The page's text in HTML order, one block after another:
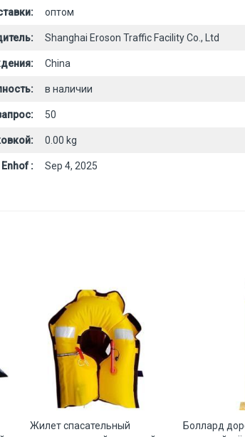
оптом
Shanghai Eroson Traffic Facility Co., Ltd
China
в наличии
50
0.00 kg
Enhof : Sep 4, 2025
Жилет спасательный
Боллард